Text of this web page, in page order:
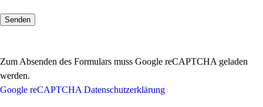
Zum Absenden des Formulars muss Google reCAPTCHA geladen
werden.
Google reCAPTCHA Datenschutzerklärung